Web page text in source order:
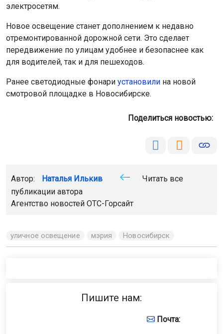
электросетям.
Новое освещение станет дополнением к недавно
отремонтированной дорожной сети. Это сделает
передвижение по улицам удобнее и безопаснее как
для водителей, так и для пешеходов.
Ранее светодиодные фонари установили на новой
смотровой площадке в Новосибирске.
Поделиться новостью:
Автор: Наталья Илькив
Читать все
публикации автора
Агентство новостей ОТС-Горсайт
уличное освещение мэрия Новосибирск
Пишите нам:
Почта: